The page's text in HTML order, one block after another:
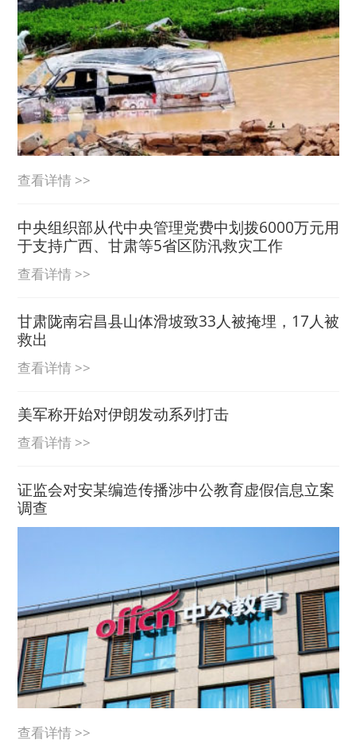
查看详情 >>
中央组织部从代中央管理党费中划拨6000万元用
于支持广西、甘肃等5省区防汛救灾工作
查看详情 >>
甘肃陇南宕昌县山体滑坡致33人被掩埋，17人被
救出
查看详情 >>
美军称开始对伊朗发动系列打击
查看详情 >>
证监会对安某编造传播涉中公教育虚假信息立案
调查
查看详情 >>